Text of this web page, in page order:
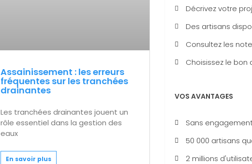
Assainissement : les erreurs
fréquentes sur les tranchées
drainantes
Les tranchées drainantes jouent un
rôle essentiel dans la gestion des
eaux
En savoir plus
Décrivez votre
Des artisans
Consultez les
Choisissez le bon
VOS AVANTAGES
Sans
50 000 artisans
2 millions